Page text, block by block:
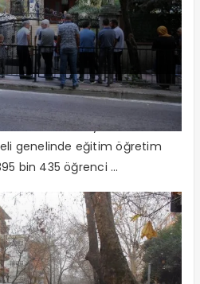
önlemi
dönemi büyük bir
genelinde eğitim öğretim
bin 435 öğrenci ...